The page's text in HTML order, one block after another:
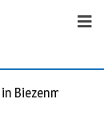
hoe zit dat?